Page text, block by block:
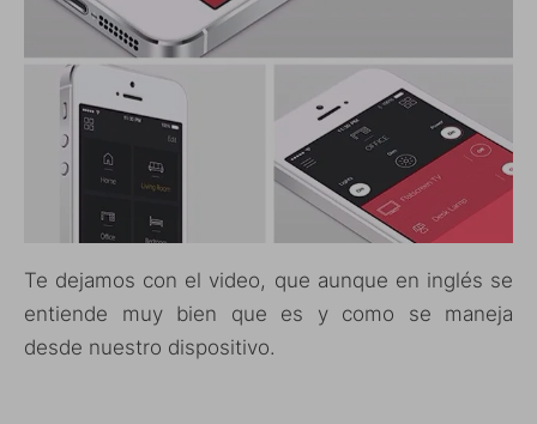
Te dejamos con el video, que aunque en inglés se
entiende muy bien que es y como se maneja
desde nuestro dispositivo.